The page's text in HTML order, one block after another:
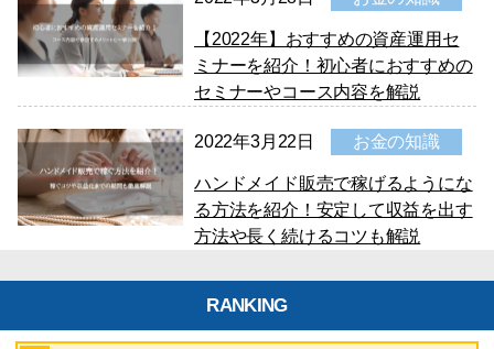
【2022年】おすすめの資産運用セ
ミナーを紹介！初心者におすすめの
セミナーやコース内容を解説
2022年3月22日 お金の知識
ハンドメイド販売で稼げるようにな
る方法を紹介！安定して収益を出す
方法や長く続けるコツも解説
RANKING